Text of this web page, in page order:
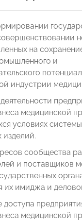
на
и
индустрии
медицинской
условиях
изделий.
сообщества
и поставщиков
их имиджа и
доступа
медицинской